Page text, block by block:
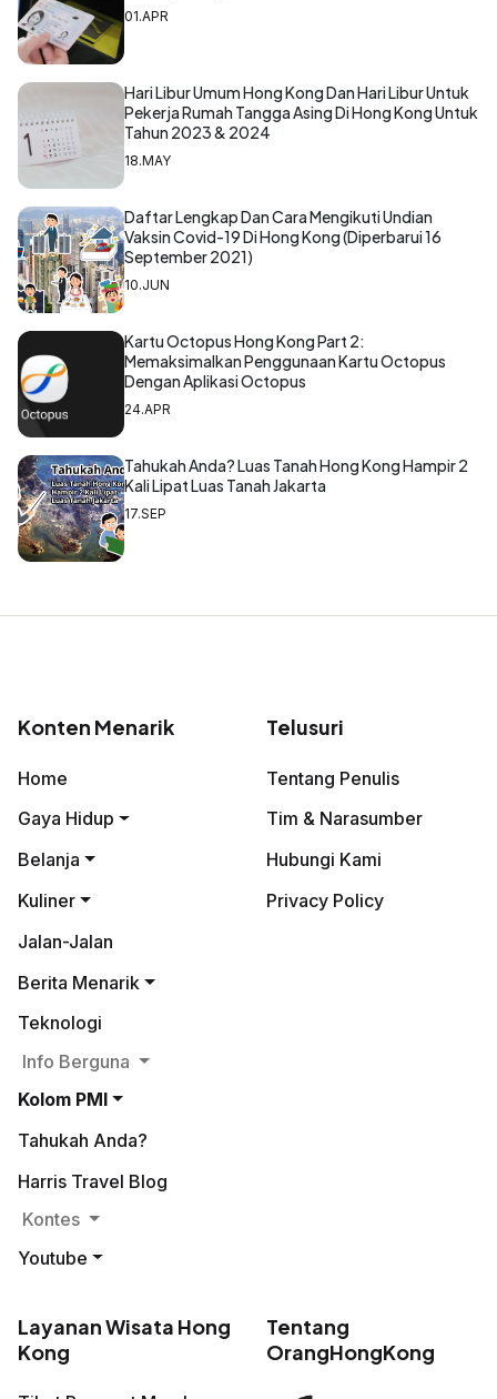
01.APR
Hari Libur Umum Hong Kong Dan Hari Libur Untuk
Pekerja Rumah Tangga Asing Di Hong Kong Untuk
Tahun 2023 & 2024
18.MAY
Daftar Lengkap Dan Cara Mengikuti Undian
Vaksin Covid-19 Di Hong Kong (Diperbarui 16
September 2021)
10.JUN
Kartu Octopus Hong Kong Part 2:
Memaksimalkan Penggunaan Kartu Octopus
Dengan Aplikasi Octopus
24.APR
Tahukah Anda? Luas Tanah Hong Kong Hampir 2
Kali Lipat Luas Tanah Jakarta
17.SEP
Konten Menarik
Home
Gaya Hidup
Belanja
Kuliner
Jalan-Jalan
Berita Menarik
Teknologi
Info Berguna
Kolom PMI
Tahukah Anda?
Harris Travel Blog
Kontes
Youtube
Telusuri
Tentang Penulis
Tim & Narasumber
Hubungi Kami
Privacy Policy
Layanan Wisata Hong
Kong
Tentang
OrangHongKong